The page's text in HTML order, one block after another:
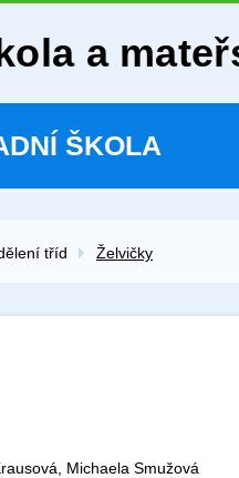
a
ŠKOLA
tříd Želvičky
Michaela Smužová